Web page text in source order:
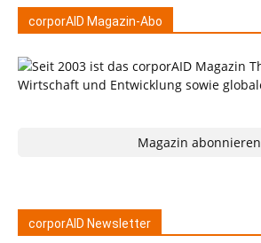
corporAID Magazin-Abo
Magazin abonnieren
corporAID Newsletter